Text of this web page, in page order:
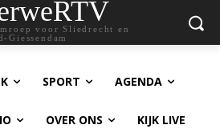
voor Sliedrecht en
Giessendam
SPORT AGENDA
OVER ONS KIJK LIVE